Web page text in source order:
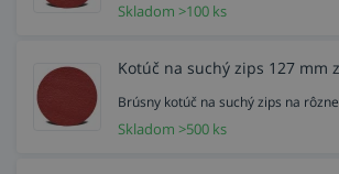
Skladom >100 ks
Kotúč na suchý zips 127 mm
Brúsny kotúč na suchý zips na
Skladom >500 ks